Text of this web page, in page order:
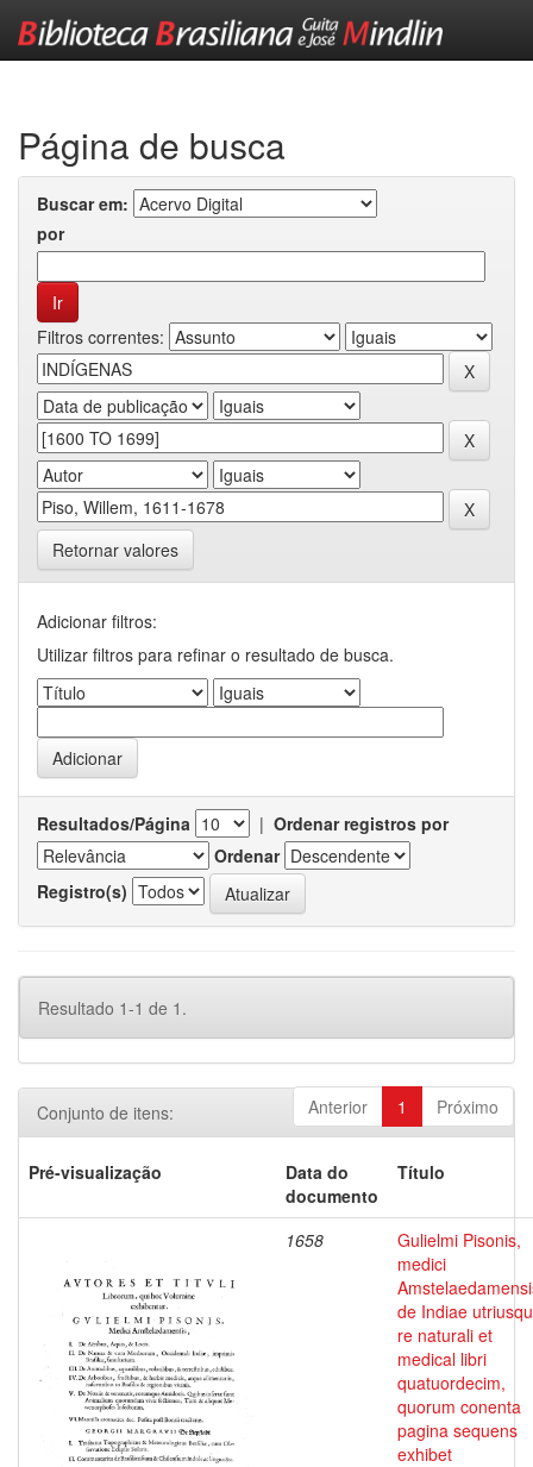
Página de busca
Buscar em:
por
Filtros correntes:
Retornar valores
Adicionar filtros:
Utilizar filtros para refinar o resultado de busca.
Resultados/Página | Ordenar registros por
Ordenar
Registro(s)
Resultado 1-1 de 1.
Anterior 1 Próximo
Conjunto de itens:
Pré-visualização
Data do
documento
Título
1658
Gulielmi Pisonis,
medici
de Indiae
re naturali et
medical libri
quatuordecim,
quorum conenta
pagina sequens
exhibet